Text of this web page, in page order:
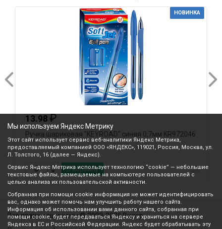
НОВИНКА
13.98₽
Ручка шариковая "KEYROAD" синяя 0,7мм KR972046
В корзину
Все права защищены © 2003-2026 Вилор
Мы используем Яндекс Метрику
Этот сайт использует сервис веб-аналитики Яндекс Метрика,
предоставляемый компанией ООО «ЯНДЕКС», 119021, Россия, Москва, ул.
Л. Толстого, 16 (далее — Яндекс).
Сервис Яндекс Метрика использует технологию “cookie” — небольшие
текстовые файлы, размещаемые на компьютере пользователей с
целью анализа их пользовательской активности.
Собранная при помощи cookie информация не может идентифицировать
вас, однако может помочь нам улучшить работу нашего сайта.
Информация об использовании вами данного сайта, собранная при
помощи cookie, будет передаваться Яндексу и храниться на сервере
Яндекса в ЕС и Российской Федерации. Яндекс будет обрабатывать эту